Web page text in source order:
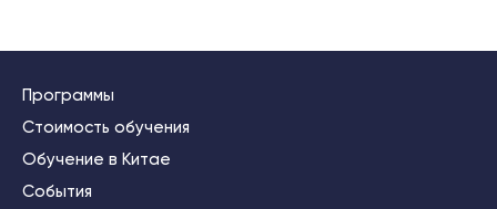
Программы
Стоимость обучения
Обучение в Китае
События